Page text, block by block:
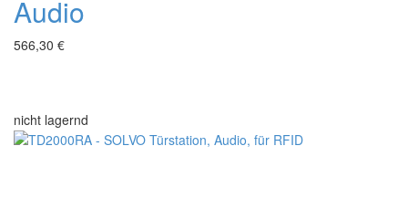
Audio
566,30 €
nicht lagernd